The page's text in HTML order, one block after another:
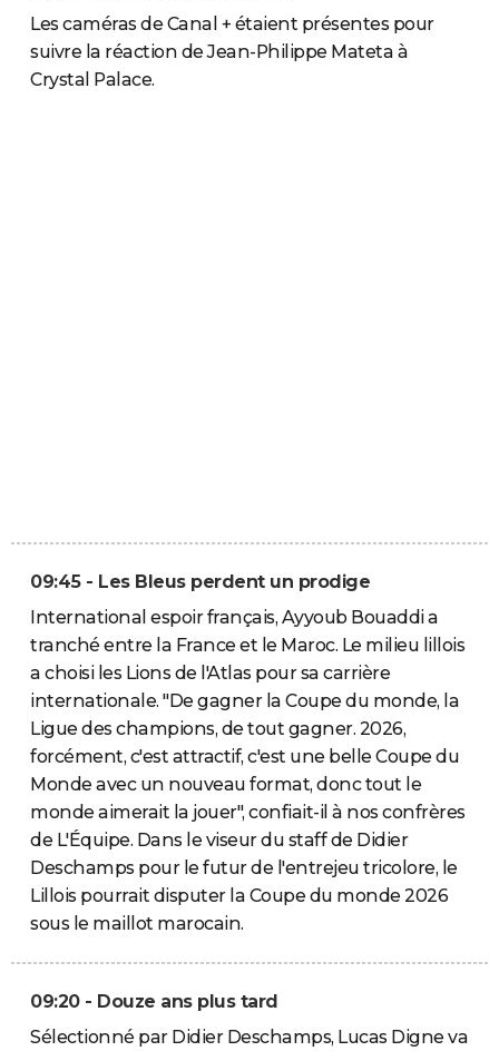
Les caméras de Canal + étaient présentes pour
suivre la réaction de Jean-Philippe Mateta à
Crystal Palace.
09:45 - Les Bleus perdent un prodige
International espoir français, Ayyoub Bouaddi a
tranché entre la France et le Maroc. Le milieu lillois
a choisi les Lions de l'Atlas pour sa carrière
internationale. "De gagner la Coupe du monde, la
Ligue des champions, de tout gagner. 2026,
forcément, c'est attractif, c'est une belle Coupe du
Monde avec un nouveau format, donc tout le
monde aimerait la jouer", confiait-il à nos confrères
de L'Équipe. Dans le viseur du staff de Didier
Deschamps pour le futur de l'entrejeu tricolore, le
Lillois pourrait disputer la Coupe du monde 2026
sous le maillot marocain.
09:20 - Douze ans plus tard
Sélectionné par Didier Deschamps, Lucas Digne va